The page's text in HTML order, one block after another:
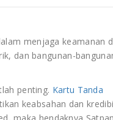
menjaga keamanan
dan bangunan-
penting. Kartu Tanda
keabsahan dan